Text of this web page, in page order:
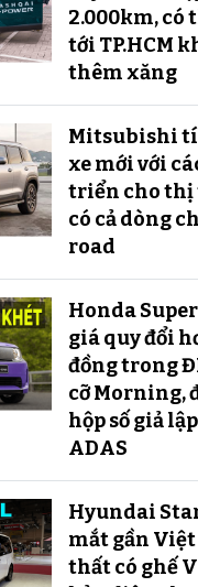
2.000km, có
tới TP.HCM
thêm xăng
Mitsubishi
xe mới với
triển cho thị
có cả dòng
road
Honda
giá quy đổi
đồng trong
cỡ Morning,
hộp số giả
ADAS
Hyundai
mắt gần
thất có ghế